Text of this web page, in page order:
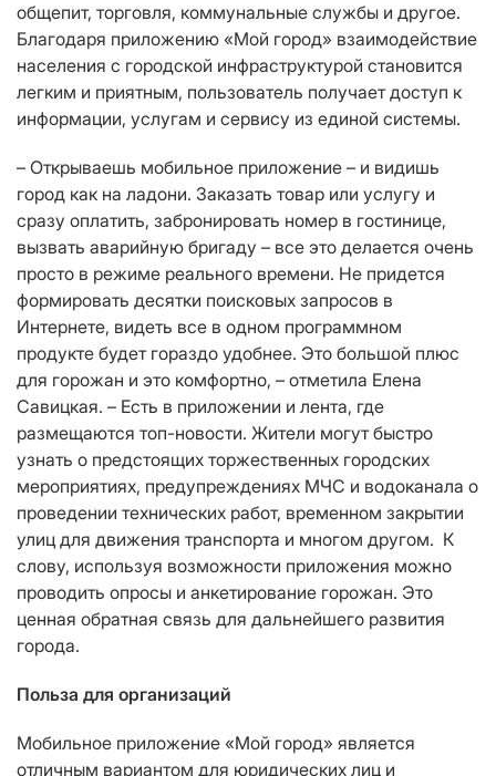
общепит, торговля, коммунальные службы и другое.
Благодаря приложению «Мой город» взаимодействие
населения с городской инфраструктурой становится
легким и приятным, пользователь получает доступ к
информации, услугам и сервису из единой системы.
– Открываешь мобильное приложение – и видишь
город как на ладони. Заказать товар или услугу и
сразу оплатить, забронировать номер в гостинице,
вызвать аварийную бригаду – все это делается очень
просто в режиме реального времени. Не придется
формировать десятки поисковых запросов в
Интернете, видеть все в одном программном
продукте будет гораздо удобнее. Это большой плюс
для горожан и это комфортно, – отметила Елена
Савицкая. – Есть в приложении и лента, где
размещаются топ-новости. Жители могут быстро
узнать о предстоящих торжественных городских
мероприятиях, предупреждениях МЧС и водоканала о
проведении технических работ, временном закрытии
улиц для движения транспорта и многом другом. К
слову, используя возможности приложения можно
проводить опросы и анкетирование горожан. Это
ценная обратная связь для дальнейшего развития
города.
Польза для организаций
Мобильное приложение «Мой город» является
отличным вариантом для юридических лиц и